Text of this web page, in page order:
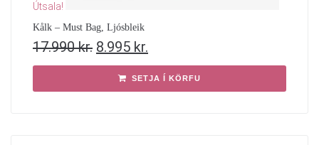
Útsala!
Kålk – Must Bag, Ljósbleik
17.990kr. 8.995 kr.
SETJA Í KÖRFU